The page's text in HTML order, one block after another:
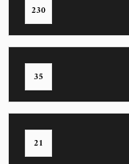
230
35
21